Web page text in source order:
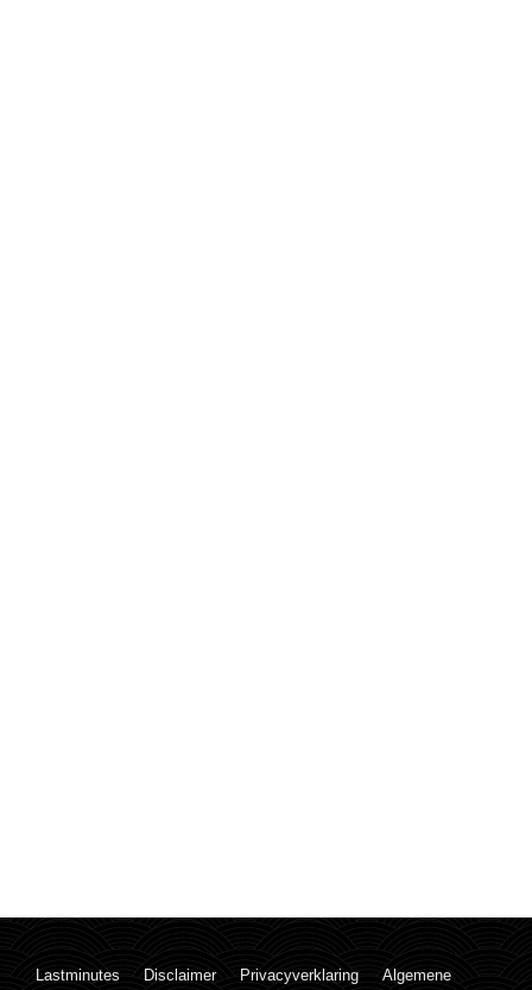
Lastminutes Disclaimer Privacyverklaring
Algemene